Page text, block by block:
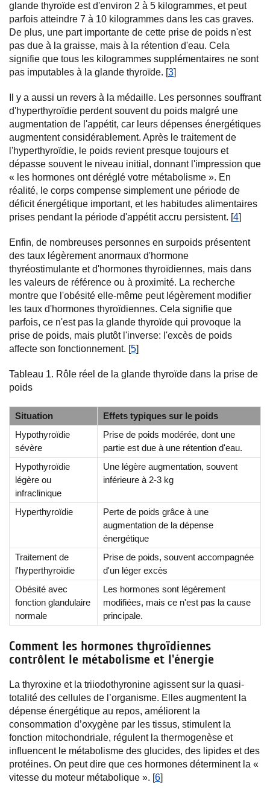
glande thyroïde est d'environ 2 à 5 kilogrammes, et peut
parfois atteindre 7 à 10 kilogrammes dans les cas graves.
De plus, une part importante de cette prise de poids n'est
pas due à la graisse, mais à la rétention d'eau. Cela
signifie que tous les kilogrammes supplémentaires ne sont
pas imputables à la glande thyroïde. [3]
Il y a aussi un revers à la médaille. Les personnes souffrant
d'hyperthyroïdie perdent souvent du poids malgré une
augmentation de l'appétit, car leurs dépenses énergétiques
augmentent considérablement. Après le traitement de
l'hyperthyroïdie, le poids revient presque toujours et
dépasse souvent le niveau initial, donnant l'impression que
« les hormones ont déréglé votre métabolisme ». En
réalité, le corps compense simplement une période de
déficit énergétique important, et les habitudes alimentaires
prises pendant la période d'appétit accru persistent. [4]
Enfin, de nombreuses personnes en surpoids présentent
des taux légèrement anormaux d'hormone
thyréostimulante et d'hormones thyroïdiennes, mais dans
les valeurs de référence ou à proximité. La recherche
montre que l'obésité elle-même peut légèrement modifier
les taux d'hormones thyroïdiennes. Cela signifie que
parfois, ce n'est pas la glande thyroïde qui provoque la
prise de poids, mais plutôt l'inverse: l'excès de poids
affecte son fonctionnement. [5]
Tableau 1. Rôle réel de la glande thyroïde dans la prise de
poids
Situation
Effets typiques sur le poids
Hypothyroïdie
sévère
Prise de poids modérée, dont une
partie est due à une rétention d'eau.
Hypothyroïdie
légère ou
infraclinique
Une légère augmentation, souvent
inférieure à 2-3 kg
Hyperthyroïdie
Perte de poids grâce à une
augmentation de la dépense
énergétique
Traitement de
l'hyperthyroïdie
Prise de poids, souvent accompagnée
d'un léger excès
Obésité avec
fonction glandulaire
normale
Les hormones sont légèrement
modifiées, mais ce n'est pas la cause
principale.
Comment les hormones thyroïdiennes
contrôlent le métabolisme et l'énergie
La thyroxine et la triiodothyronine agissent sur la quasi-
totalité des cellules de l’organisme. Elles augmentent la
dépense énergétique au repos, améliorent la
consommation d’oxygène par les tissus, stimulent la
fonction mitochondriale, régulent la thermogenèse et
influencent le métabolisme des glucides, des lipides et des
protéines. On peut dire que ces hormones déterminent la «
vitesse du moteur métabolique ». [6]